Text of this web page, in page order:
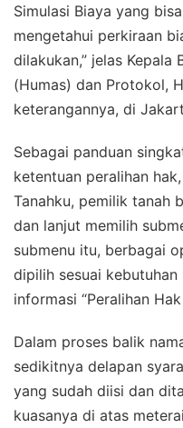
Simulasi Biaya yang
mengetahui perkiraan
dilakukan,” jelas Kepala
(Humas) dan Protokol,
keterangannya, di
Sebagai panduan
ketentuan peralihan
Tanahku, pemilik tanah
dan lanjut memilih
submenu itu, berbagai
dipilih sesuai
informasi “Peralihan Hak
Dalam proses balik
sedikitnya delapan
yang sudah diisi dan
kuasanya di atas